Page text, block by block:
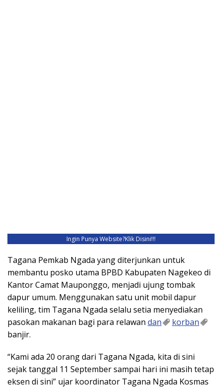
Ingin Punya Website?Klik Disini!!!
Tagana Pemkab Ngada yang diterjunkan untuk
membantu posko utama BPBD Kabupaten Nagekeo di
Kantor Camat Mauponggo, menjadi ujung tombak
dapur umum. Menggunakan satu unit mobil dapur
keliling, tim Tagana Ngada selalu setia menyediakan
pasokan makanan bagi para relawan dan
korban
banjir.
“Kami ada 20 orang dari Tagana Ngada, kita di sini
sejak tanggal 11 September sampai hari ini masih tetap
eksen di sini” ujar koordinator Tagana Ngada Kosmas